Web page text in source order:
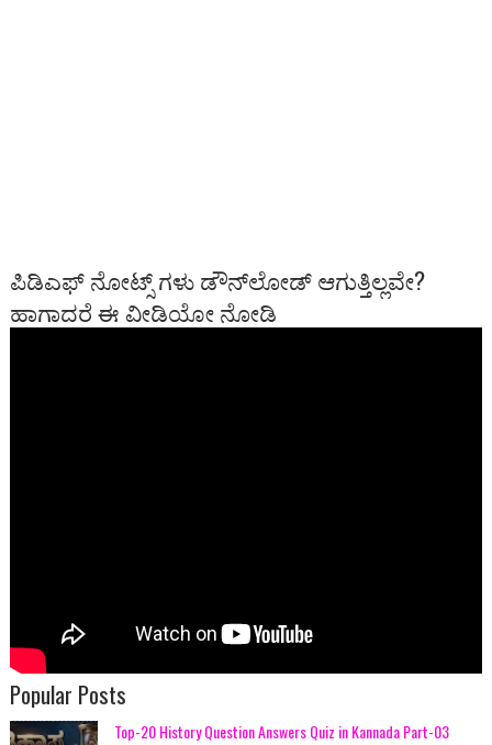
ಪಿಡಿಎಫ್ ನೋಟ್ಸ್ ಗಳು ಡೌನ್‍ಲೋಡ್ ಆಗುತ್ತಿಲ್ಲವೇ?
ಹಾಗಾದರೆ ಈ ವೀಡಿಯೋ ನೋಡಿ
Popular Posts
Top-20 History Question Answers Quiz in Kannada Part-03